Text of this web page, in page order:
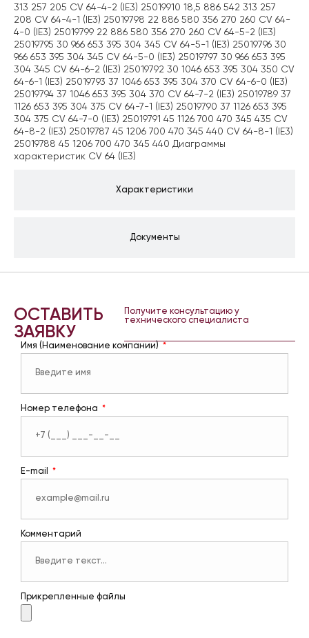
Характеристики
Документы
313 257 205 CV 64-4-2 (IE3) 25019910 18,5 886 542 313 257
208 CV 64-4-1 (IE3) 25019798 22 886 580 356 270 260 CV 64-
4-0 (IE3) 25019799 22 886 580 356 270 260 CV 64-5-2 (IE3)
25019795 30 966 653 395 304 345 CV 64-5-1 (IE3) 25019796 30
966 653 395 304 345 CV 64-5-0 (IE3) 25019797 30 966 653 395
304 345 CV 64-6-2 (IE3) 25019792 30 1046 653 395 304 350 CV
64-6-1 (IE3) 25019793 37 1046 653 395 304 370 CV 64-6-0 (IE3)
25019794 37 1046 653 395 304 370 CV 64-7-2 (IE3) 25019789 37
1126 653 395 304 375 CV 64-7-1 (IE3) 25019790 37 1126 653 395
304 375 CV 64-7-0 (IE3) 25019791 45 1126 700 470 345 435 CV
64-8-2 (IE3) 25019787 45 1206 700 470 345 440 CV 64-8-1 (IE3)
25019788 45 1206 700 470 345 440 Диаграммы
характеристик CV 64 (IE3)
ОСТАВИТЬ
ЗАЯВКУ
Получите консультацию у
технического специалиста
Имя (Наименование компании)
Номер телефона
E-mail
Комментарий
Прикрепленные файлы